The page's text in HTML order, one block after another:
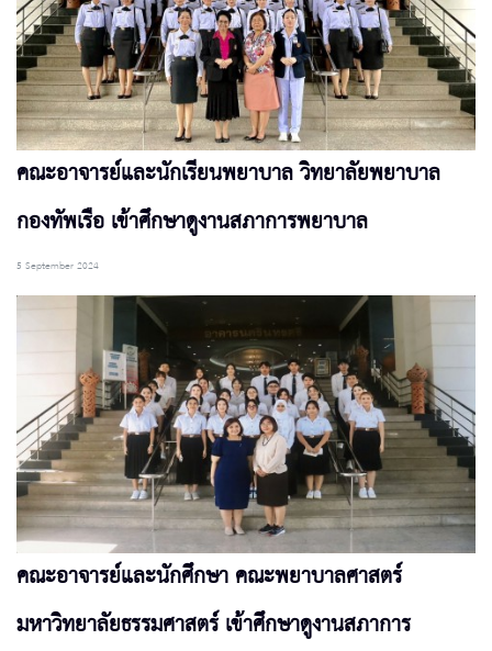
คณะอาจารย์และนักเรียนพยาบาล วิทยาลัยพยาบาล
กองทัพเรือ เข้าศึกษาดูงานสภาการพยาบาล
5 September 2024
คณะอาจารย์และนักศึกษา คณะพยาบาลศาสตร์
มหาวิทยาลัยธรรมศาสตร์ เข้าศึกษาดูงานสภาการ